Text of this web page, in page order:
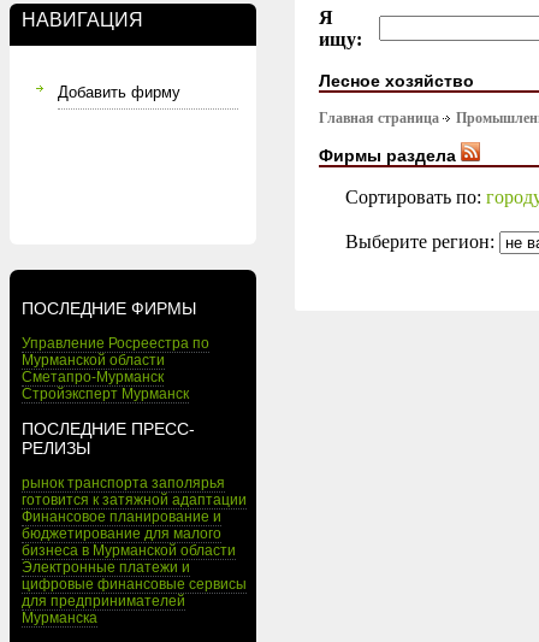
НАВИГАЦИЯ
Добавить фирму
ПОСЛЕДНИЕ ФИРМЫ
Управление Росреестра по
Мурманской области
Сметапро-Мурманск
Стройэксперт Мурманск
ПОСЛЕДНИЕ ПРЕСС-
РЕЛИЗЫ
рынок транспорта заполярья
готовится к затяжной адаптации
Финансовое планирование и
бюджетирование для малого
бизнеса в Мурманской области
Электронные платежи и
цифровые финансовые сервисы
для предпринимателей
Мурманска
Я
ищу:
Лесное хозяйство
Главная страница
Фирмы раздела
Сортировать по:
Выберите регион: